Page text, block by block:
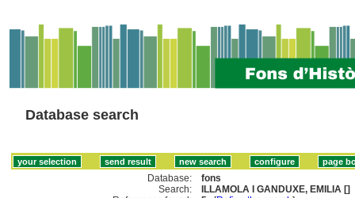
Database search
Database:
fons
Search:
ILLAMOLA I GANDUXE, EMILIA []